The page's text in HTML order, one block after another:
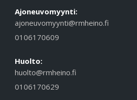
Ajoneuvomyynti:
ajoneuvomyynti@rmheino.fi
0106170609
Huolto:
huolto@rmheino.fi
0106170629